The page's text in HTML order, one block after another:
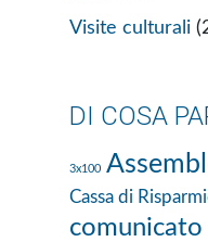
Visite culturali
DI COSA
3x100
Cassa di
comunicato